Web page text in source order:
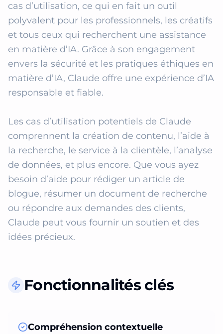
cas d’utilisation, ce qui en fait un outil
polyvalent pour les professionnels, les créatifs
et tous ceux qui recherchent une assistance
en matière d’IA. Grâce à son engagement
envers la sécurité et les pratiques éthiques en
matière d’IA, Claude offre une expérience d’IA
responsable et fiable.
Les cas d’utilisation potentiels de Claude
comprennent la création de contenu, l’aide à
la recherche, le service à la clientèle, l’analyse
de données, et plus encore. Que vous ayez
besoin d’aide pour rédiger un article de
blogue, résumer un document de recherche
ou répondre aux demandes des clients,
Claude peut vous fournir un soutien et des
idées précieux.
Fonctionnalités clés
Compréhension contextuelle